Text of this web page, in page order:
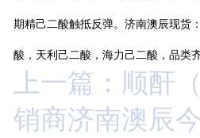
期精己二酸触抵反弹。济南澳辰现货
酸，天利己二酸，海力己二酸，品类
上一篇：顺酐
销商济南澳辰